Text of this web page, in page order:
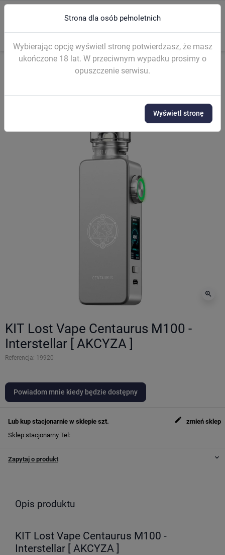
E-PAPIEROSY Zestawy (mod kit)
zoom_in
KIT Lost Vape Centaurus M100 -
Interstellar [ AKCYZA ]
Referencja: 19920
Powiadom mnie kiedy będzie dostępny
Lub kup stacjonarnie w sklepie szt. edit
zmień sklep
Sklep stacjonarny Tel:
Zapytaj o produkt keyboard_arrow_down
Opis produktu
KIT Lost Vape Centaurus M100 -
Interstellar [ AKCYZA ]
Strona dla osób pełnoletnich
Wybierając opcję wyświetl stronę potwierdzasz, że masz
ukończone 18 lat. W przeciwnym wypadku prosimy o
opuszczenie serwisu.
Wyświetl stronę